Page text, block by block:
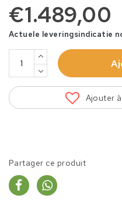
€1.489,00
Actuele leveringsindicatie
Ajouter
Partager ce produit